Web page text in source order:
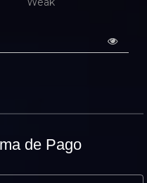
de Pago